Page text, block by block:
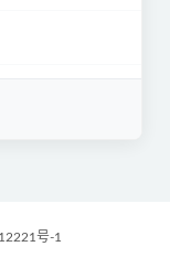
号-1